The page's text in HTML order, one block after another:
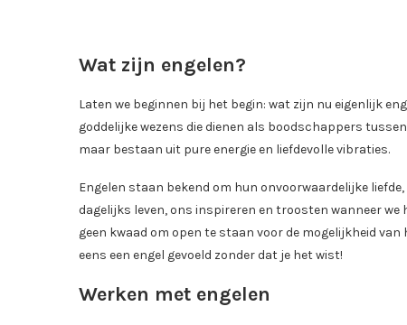
Wat zijn engelen?
Laten we beginnen bij het begin: wat zijn nu eigenlijk
goddelijke wezens die dienen als boodschappers
maar bestaan uit pure energie en liefdevolle vibraties.
Engelen staan bekend om hun onvoorwaardelijke
dagelijks leven, ons inspireren en troosten wanneer
geen kwaad om open te staan voor de mogelijkheid
eens een engel gevoeld zonder dat je het wist!
Werken met engelen